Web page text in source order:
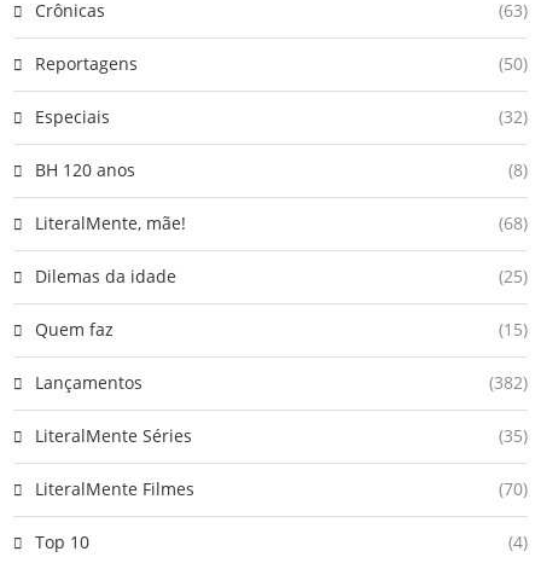
Crônicas (63)
Reportagens (50)
Especiais (32)
BH 120 anos (8)
LiteralMente, mãe! (68)
Dilemas da idade (25)
Quem faz (15)
Lançamentos (382)
LiteralMente Séries (35)
LiteralMente Filmes (70)
Top 10 (4)